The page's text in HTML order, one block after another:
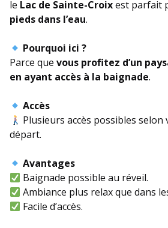
le Lac de Sainte-Croixest parfait
pieds dans l’eau.
Pourquoi ici ?
Parce que vous profitez d’un
en ayant accès à la baignade.
Accès
Plusieurs accès possibles
départ.
Avantages
Baignade possible au réveil.
Ambiance plus relax que dans
Facile d’accès.